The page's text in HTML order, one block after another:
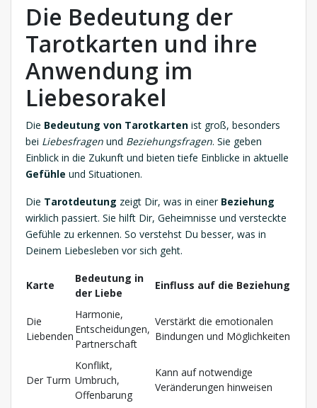
Die Bedeutung der
Tarotkarten und ihre
Anwendung im
Liebesorakel
Die Bedeutung von Tarotkarten ist groß, besonders
bei Liebesfragen und Beziehungsfragen. Sie geben
Einblick in die Zukunft und bieten tiefe Einblicke in aktuelle
Gefühle und Situationen.
Die Tarotdeutung zeigt Dir, was in einer Beziehung
wirklich passiert. Sie hilft Dir, Geheimnisse und versteckte
Gefühle zu erkennen. So verstehst Du besser, was in
Deinem Liebesleben vor sich geht.
Karte
Bedeutung in
der Liebe
Einfluss auf die Beziehung
Die
Liebenden
Harmonie,
Entscheidungen,
Partnerschaft
Verstärkt die emotionalen
Bindungen und Möglichkeiten
Der Turm
Konflikt,
Umbruch,
Offenbarung
Kann auf notwendige
Veränderungen hinweisen